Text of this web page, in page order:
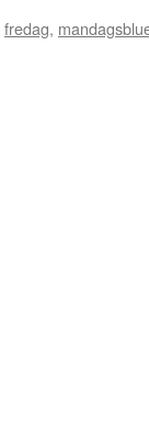
fredag,